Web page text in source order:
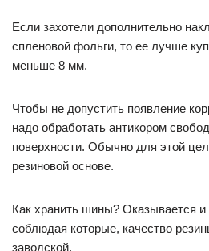
Если захотели дополнительно
спленовой фольги, то ее лучше
меньше 8 мм.
Чтобы не допустить появление
надо обработать антикором
поверхности. Обычно для этой
резиновой основе.
Как хранить шины? Оказывается и
соблюдая которые, качество
заводской.